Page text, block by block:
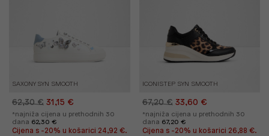
SAXONY SYN SMOOTH
62,30 € 31,15 €
*najniža cijena u prethodnih 30
dana 62,30 €
Cijena s -20% u košarici 24,92 €.
ICONISTEP SYN SMOOTH
67,20 € 33,60 €
*najniža cijena u prethodnih 30
dana 67,20 €
Cijena s -20% u košarici 26,88 €.